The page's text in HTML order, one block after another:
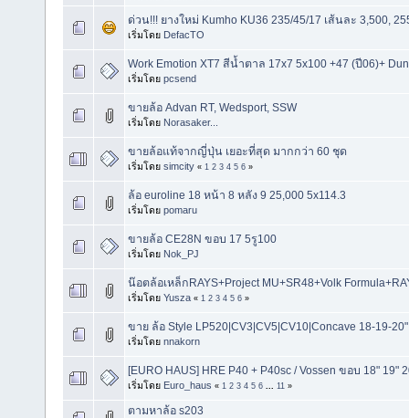
ด่วน!!! ยางใหม่ Kumho KU36 235/45/17 เส้นละ 3,500,
เริ่มโดย DefacTO
Work Emotion XT7 สีน้ำตาล 17x7 5x100 +47 (ปี06)+
เริ่มโดย pcsend
ขายล้อ Advan RT, Wedsport, SSW
เริ่มโดย Norasaker...
ขายล้อแท้จากญี่ปุ่น เยอะที่สุด มากกว่า 60 ชุด
เริ่มโดย simcity « 1 2 3 4 5 6 »
ล้อ euroline 18 หน้า 8 หลัง 9 25,000 5x114.3
เริ่มโดย pomaru
ขายล้อ CE28N ขอบ 17 5รู100
เริ่มโดย Nok_PJ
น๊อตล้อเหล็กRAYS+Project MU+SR48+Volk
เริ่มโดย Yusza « 1 2 3 4 5 6 »
ขาย ล้อ Style LP520|CV3|CV5|CV10|Concave 18-19-20"
เริ่มโดย nnakorn
[EURO HAUS] HRE P40 + P40sc / Vossen ขอบ 18" 19"
เริ่มโดย Euro_haus « 1 2 3 4 5 6 11 »
ตามหาล้อ s203